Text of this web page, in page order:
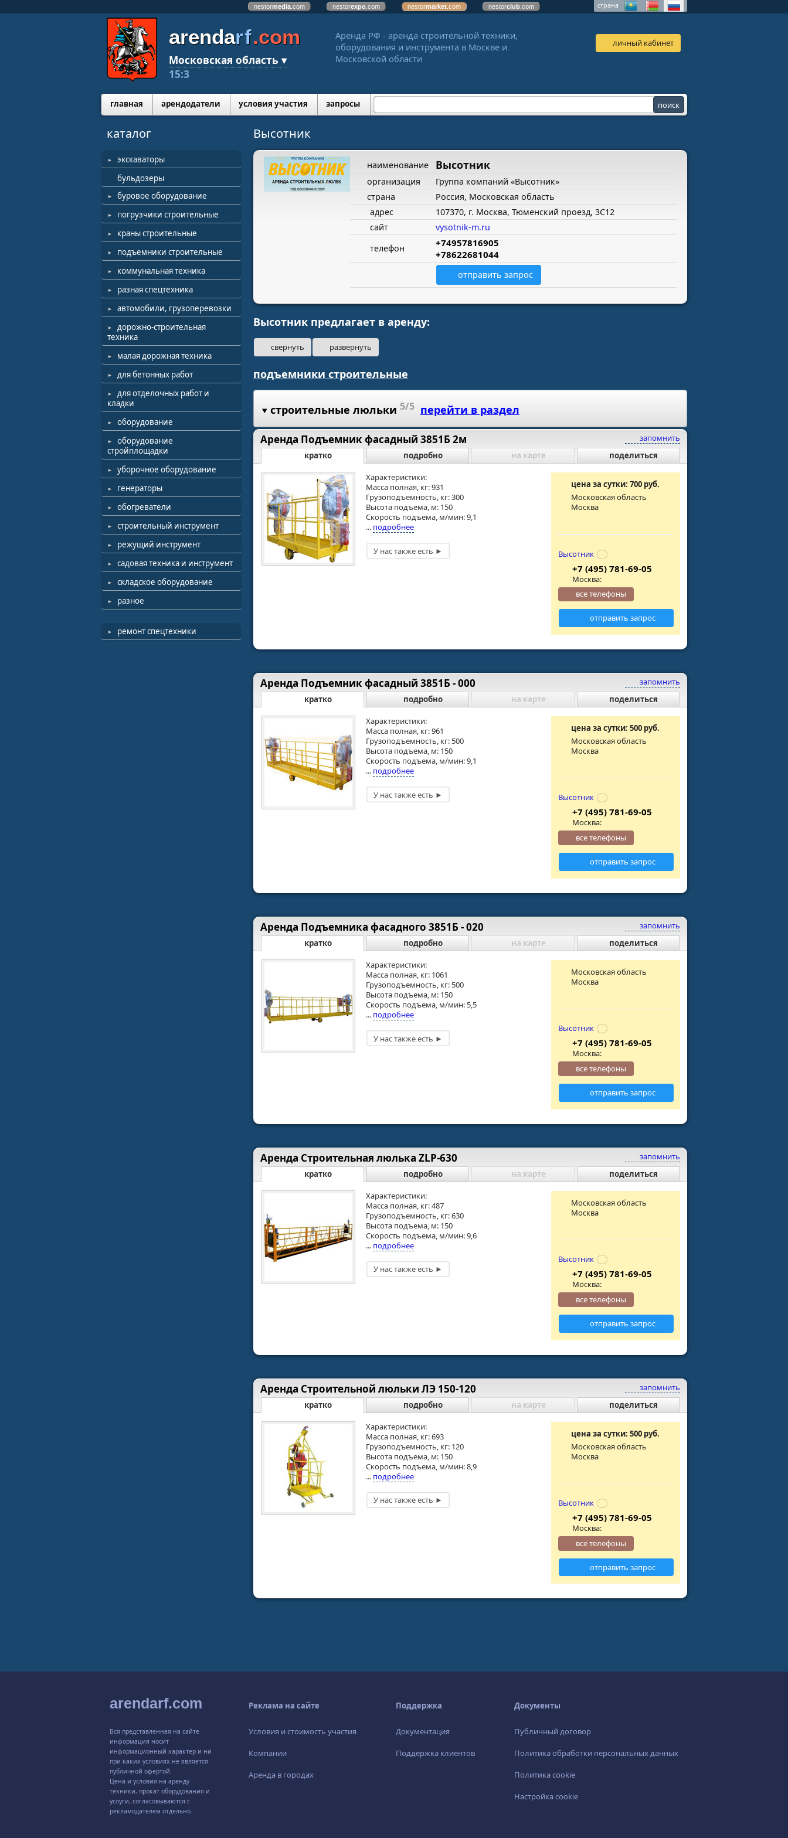
nestormedia .com nestorexpo .com nestormarket .com nestorclub .com страна
arendarf.com
Московская область ▾
15:3
Аренда РФ - аренда строительной техники,
оборудования и инструмента в Москве и
Московской области
личный кабинет
главная арендодатели условия участия запросы
каталог
экскаваторы
бульдозеры
буровое оборудование
погрузчики строительные
краны строительные
подъемники строительные
коммунальная техника
разная спецтехника
автомобили, грузоперевозки
дорожно-строительная
техника
малая дорожная техника
для бетонных работ
для отделочных работ и
кладки
оборудование
оборудование
стройплощадки
уборочное оборудование
генераторы
обогреватели
строительный инструмент
режущий инструмент
садовая техника и инструмент
складское оборудование
разное
ремонт спецтехники
Высотник
наименование Высотник
организация
Группа компаний «Высотник»
страна
Россия, Московская область
адрес
107370, г. Москва, Тюменский проезд, 3С12
сайт
vysotnik-m.ru
телефон
+74957816905
+78622681044
отправить запрос
Высотник предлагает в аренду:
свернуть развернуть
подъемники строительные
строительные люльки 5/5 перейти в раздел
запомнить
Аренда Подъемник фасадный 3851Б 2м
кратко подробно на карте поделиться
Характеристики:
Масса полная, кг: 931
Грузоподъемность, кг: 300
Высота подъема, м: 150
Скорость подъема, м/мин: 9,1
... подробнее
цена за сутки: 700 руб.
Московская область
Москва
Высотник
+7 (495) 781-69-05
Москва:
все телефоны
отправить запрос
запомнить
Аренда Подъемник фасадный 3851Б - 000
кратко подробно на карте поделиться
Характеристики:
Масса полная, кг: 961
Грузоподъемность, кг: 500
Высота подъема, м: 150
Скорость подъема, м/мин: 9,1
... подробнее
цена за сутки: 500 руб.
Московская область
Москва
Высотник
+7 (495) 781-69-05
Москва:
все телефоны
отправить запрос
запомнить
Аренда Подъемника фасадного 3851Б - 020
кратко подробно на карте поделиться
Характеристики:
Масса полная, кг: 1061
Грузоподъемность, кг: 500
Высота подъема, м: 150
Скорость подъема, м/мин: 5,5
... подробнее
Московская область
Москва
Высотник
+7 (495) 781-69-05
Москва:
все телефоны
отправить запрос
запомнить
Аренда Строительная люлька ZLP-630
кратко подробно на карте поделиться
Характеристики:
Масса полная, кг: 487
Грузоподъемность, кг: 630
Высота подъема, м: 150
Скорость подъема, м/мин: 9,6
... подробнее
Московская область
Москва
Высотник
+7 (495) 781-69-05
Москва:
все телефоны
отправить запрос
запомнить
Аренда Строительной люльки ЛЭ 150-120
кратко подробно на карте поделиться
Характеристики:
Масса полная, кг: 693
Грузоподъемность, кг: 120
Высота подъема, м: 150
Скорость подъема, м/мин: 8,9
... подробнее
цена за сутки: 500 руб.
Московская область
Москва
Высотник
+7 (495) 781-69-05
Москва:
все телефоны
отправить запрос
arendarf.com
Вся представленная на сайте
информация носит
информационный характер и ни
при каких условиях не является
публичной офертой.
Цена и условия на аренду
техники, прокат оборудования и
услуги, согласовываются с
рекламодателем отдельно.
Реклама на сайте
Условия и стоимость участия
Компании
Аренда в городах
Поддержка
Документация
Поддержка клиентов
Документы
Публичный договор
Политика обработки персональных данных
Политика cookie
Настройка cookie